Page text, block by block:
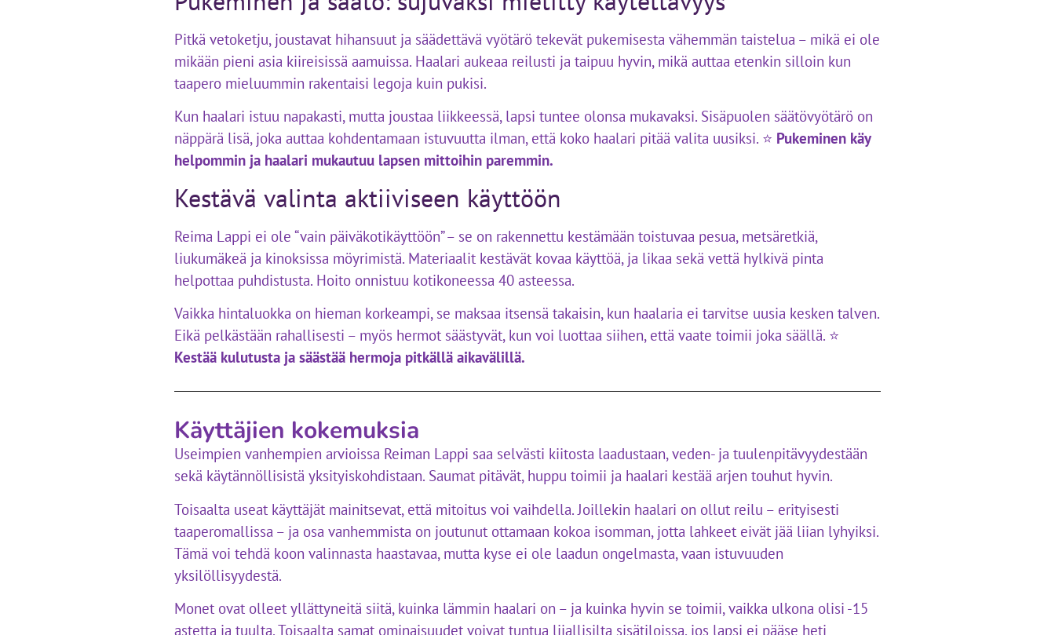
Pitkä vetoketju, joustavat hihansuut ja säädettävä vyötärö tekevät pukemisesta vähemmän taistelua – mikä ei ole
mikään pieni asia kiireisissä aamuissa. Haalari aukeaa reilusti ja taipuu hyvin, mikä auttaa etenkin silloin kun
taapero mieluummin rakentaisi legoja kuin pukisi.
Kun haalari istuu napakasti, mutta joustaa liikkeessä, lapsi tuntee olonsa mukavaksi. Sisäpuolen säätövyötärö on
näppärä lisä, joka auttaa kohdentamaan istuvuutta ilman, että koko haalari pitää valita uusiksi. ⭐ Pukeminen käy
helpommin ja haalari mukautuu lapsen mittoihin paremmin.
Kestävä valinta aktiiviseen käyttöön
Reima Lappi ei ole “vain päiväkotikäyttöön” – se on rakennettu kestämään toistuvaa pesua, metsäretkiä,
liukumäkeä ja kinoksissa möyrimistä. Materiaalit kestävät kovaa käyttöä, ja likaa sekä vettä hylkivä pinta
helpottaa puhdistusta. Hoito onnistuu kotikoneessa 40 asteessa.
Vaikka hintaluokka on hieman korkeampi, se maksaa itsensä takaisin, kun haalaria ei tarvitse uusia kesken talven.
Eikä pelkästään rahallisesti – myös hermot säästyvät, kun voi luottaa siihen, että vaate toimii joka säällä. ⭐
Kestää kulutusta ja säästää hermoja pitkällä aikavälillä.
Käyttäjien kokemuksia
Useimpien vanhempien arvioissa Reiman Lappi saa selvästi kiitosta laadustaan, veden- ja tuulenpitävyydestään
sekä käytännöllisistä yksityiskohdistaan. Saumat pitävät, huppu toimii ja haalari kestää arjen touhut hyvin.
Toisaalta useat käyttäjät mainitsevat, että mitoitus voi vaihdella. Joillekin haalari on ollut reilu – erityisesti
taaperomallissa – ja osa vanhemmista on joutunut ottamaan kokoa isomman, jotta lahkeet eivät jää liian lyhyiksi.
Tämä voi tehdä koon valinnasta haastavaa, mutta kyse ei ole laadun ongelmasta, vaan istuvuuden
yksilöllisyydestä.
Monet ovat olleet yllättyneitä siitä, kuinka lämmin haalari on – ja kuinka hyvin se toimii, vaikka ulkona olisi -15
astetta ja tuulta. Toisaalta samat ominaisuudet voivat tuntua liiallisilta sisätiloissa, jos lapsi ei pääse heti